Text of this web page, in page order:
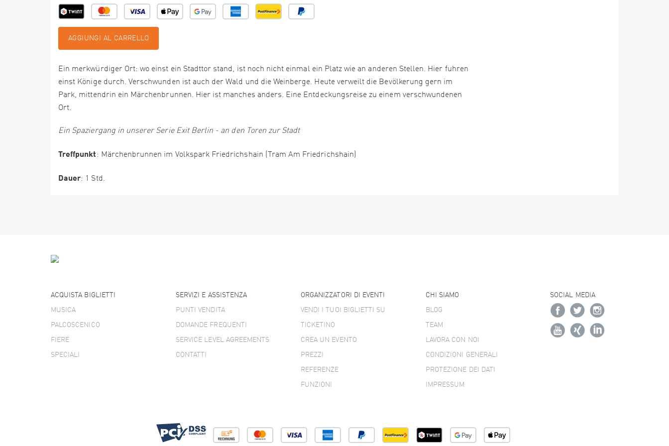
AGGIUNGI AL CARRELLO
Ein merkwürdiger Ort: wo einst ein Stadttor stand, ist noch nicht einmal ein Platz wie an anderen Stellen. Hier fuhren
einst Könige durch. Verschwunden ist auch der Wald und die Weinberge. Heute verweilt die Bevölkerung gern im
Park, mittendrin ein Märchenbrunnen. Hier ist manches anders. Eine Entdeckungsreise zu einem verschwundenen
Ort.
Ein Spaziergang in unserer Serie Exit Berlin - an den Toren zur Stadt
Treffpunkt : Märchenbrunnen im Volkspark Friedrichshain (Tram Am Friedrichshain)
Dauer: 1 Std.
ACQUISTA BIGLIETTI
MUSICA
PALCOSCENICO
FIERE
SPECIALI
SERVIZI E ASSISTENZA
PUNTI VENDITA
DOMANDE FREQUENTI
SERVICE LEVEL AGREEMENTS
CONTATTI
ORGANIZZATORI DI EVENTI
VENDI I TUOI BIGLIETTI SU
TICKETINO
CREA UN EVENTO
PREZZI
REFERENZE
FUNZIONI
CHI SIAMO
BLOG
TEAM
LAVORA CON NOI
CONDIZIONI GENERALI
PROTEZIONE DEI DATI
IMPRESSUM
SOCIAL MEDIA